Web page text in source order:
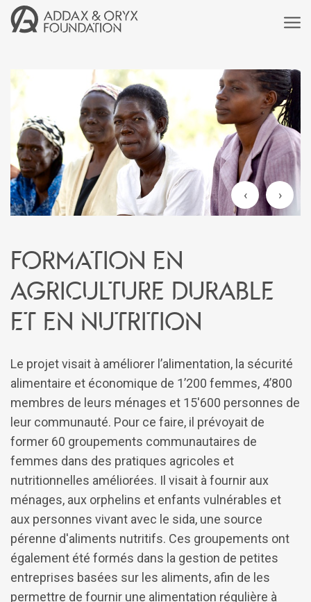
‹ ›
Formation en
agriculture durable
et en nutrition
Le projet visait à améliorer l’alimentation, la sécurité
alimentaire et économique de 1’200 femmes, 4’800
membres de leurs ménages et 15'600 personnes de
leur communauté. Pour ce faire, il prévoyait de
former 60 groupements communautaires de
femmes dans des pratiques agricoles et
nutritionnelles améliorées. Il visait à fournir aux
ménages, aux orphelins et enfants vulnérables et
aux personnes vivant avec le sida, une source
pérenne d'aliments nutritifs. Ces groupements ont
également été formés dans la gestion de petites
entreprises basées sur les aliments, afin de les
permettre de fournir une alimentation régulière à